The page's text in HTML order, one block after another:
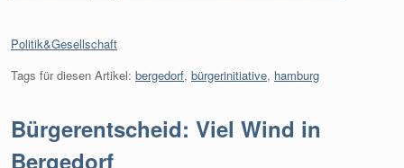
Kategorien:
Politik&Gesellschaft
Tags für diesen Artikel: bergedorf, bürgerinitiative, hamburg
Bürgerentscheid: Viel Wind in
Bergedorf